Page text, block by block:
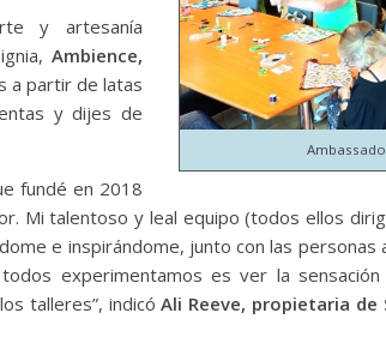
y artesanía
Ambience,
a partir de latas
y dijes de
fundé en 2018
Mi talentoso y leal equipo (todos ellos
e inspirándome, junto con las personas
experimentamos es ver la sensación
talleres”, indicó Ali Reeve, propietaria de